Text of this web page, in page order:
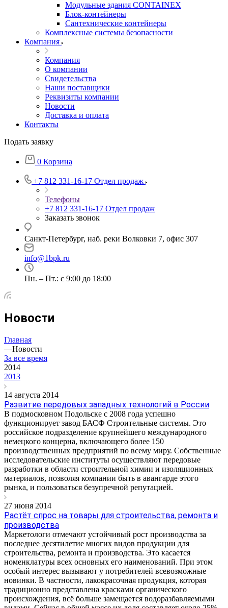
Модульные здания CONTAINEX
Блок-контейнеры
Сантехнические контейнеры
Комплексные системы безопасности
Компания
Компания
О компании
Свидетельства
Наши поставщики
Реквизиты компании
Новости
Доставка и оплата
Контакты
Подать заявку
0 Корзина
+7 812 331-16-17 Отдел продаж
Телефоны
+7 812 331-16-17 Отдел продаж
Заказать звонок
Санкт-Петербург, наб. реки Волковки 7, офис 307
info@1bpk.ru
Пн. – Пт.: с 9:00 до 18:00
Новости
Главная
—Новости
За все время
2014
2013
14 августа 2014
Развитие передовых западных технологий в России
В подмосковном Подольске с 2008 года успешно
функционирует завод БАСФ Строительные системы. Это
российское подразделение крупнейшего международного
немецкого концерна, включающего более 150
производственных предприятий по всему миру. Собственные
исследовательские институты осуществляют передовые
разработки в области строительной химии и изоляционных
материалов, позволяя компании быть в авангарде этого
рынка, и пользоваться безупречной репутацией.
27 июня 2014
Растёт спрос на товары для строительства, ремонта и
производства
Маркетологи отмечают устойчивый рост производства за
последнее десятилетие многих видов продукции для
строительства, ремонта и производства. Это касается
номенклатуры всех основных его наименований. При этом
особый интерес вызывают у потребителей всевозможные
новинки. В частности, лакокрасочная продукция, которая
традиционно представлена красками органического
происхождения, всё больше замещается водоразбавляемыми